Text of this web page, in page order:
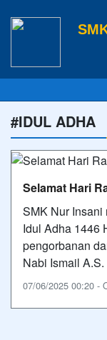
#IDUL ADHA
Selamat Hari
SMK Nur
Idul Adha 1446
pengorbanan
Nabi Ismail
07/06/2025 00:20 -